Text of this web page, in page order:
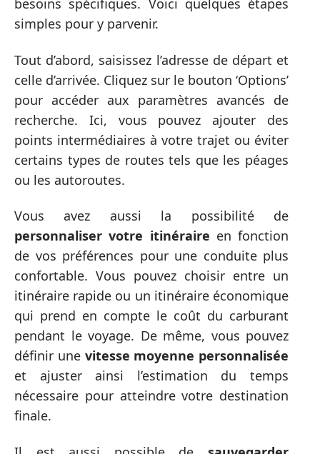
besoins spécifiques. Voici quelques étapes
simples pour y parvenir.
Tout d’abord, saisissez l’adresse de départ et
celle d’arrivée. Cliquez sur le bouton ‘Options’
pour accéder aux paramètres avancés de
recherche. Ici, vous pouvez ajouter des
points intermédiaires à votre trajet ou éviter
certains types de routes tels que les péages
ou les autoroutes.
Vous avez aussi la possibilité de
personnaliser votre itinéraire en fonction
de vos préférences pour une conduite plus
confortable. Vous pouvez choisir entre un
itinéraire rapide ou un itinéraire économique
qui prend en compte le coût du carburant
pendant le voyage. De même, vous pouvez
définir une vitesse moyenne personnalisée
et ajuster ainsi l’estimation du temps
nécessaire pour atteindre votre destination
finale.